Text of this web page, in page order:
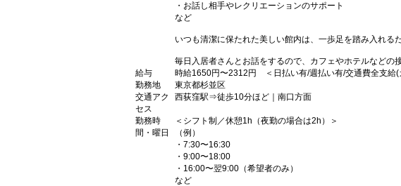
・お話し相手やレクリエーションのサポート
など
いつも清潔に保たれた美しい館内は、一歩足を踏み入れ
毎日入居者さんとお話をするので、カフェやホテルなど
給与
時給1650円〜2312円 ＜日払い有/週払い有/交通費全支給(
勤務地
東京都杉並区
交通アク
セス
西荻窪駅⇒徒歩10分ほど｜南口方面
勤務時
間・曜日
＜シフト制／休憩1h（夜勤の場合は2h）＞
（例）
・7:30〜16:30
・9:00〜18:00
・16:00〜翌9:00（希望者のみ）
など